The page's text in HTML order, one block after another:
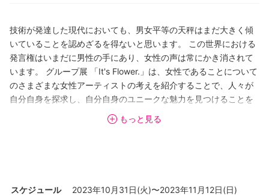
技術が発達した現代においても、男女平等の天秤はまだ大きく傾
いていることを認めざるを得ないと思います。 この世界における
発言権はいまだに男性の手にあり、女性の声は常にかき消されて
います。 グループ展 「It's Flower.」は、女性であることについて
のさまざまな女性アーティストの考えを紹介することで、人々が
自分自身を探求し、自分自身のユニークな魅力を見つけることを
励ましてことを目的としています。
本展に出品する5人の作家は、いずれも女子美術大学の学生であ
もっと見る
スケジュール 2023年10月31日(火)〜2023年11月12日(日)